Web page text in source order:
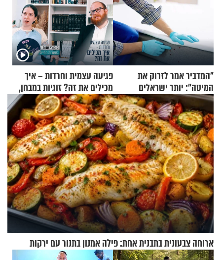
"המדביר אמר לזרוק את
המיטה": יותר ישראלים
מדווחים על מכת פשפשי
המיטה
פגיעה עצמית וחרדות – איך
מכילים את זה? זוגיות במבחן,
הפעם עם יהודית ואלתר כהן
ארוחה צבעונית בתבנית אחת: פילה אמנון בתנור עם ירקות